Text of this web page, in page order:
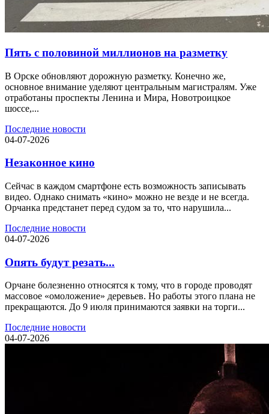
Пять с половиной миллионов на разметку
В Орске обновляют дорожную разметку. Конечно же,
основное внимание уделяют центральным магистралям. Уже
отработаны проспекты Ленина и Мира, Новотроицкое
шоссе,...
Последние новости
04-07-2026
Незаконное кино
Сейчас в каждом смартфоне есть возможность записывать
видео. Однако снимать «кино» можно не везде и не всегда.
Орчанка предстанет перед судом за то, что нарушила...
Последние новости
04-07-2026
Опять будут резать...
Орчане болезненно относятся к тому, что в городе проводят
массовое «омоложение» деревьев. Но работы этого плана не
прекращаются. До 9 июля принимаются заявки на торги...
Последние новости
04-07-2026